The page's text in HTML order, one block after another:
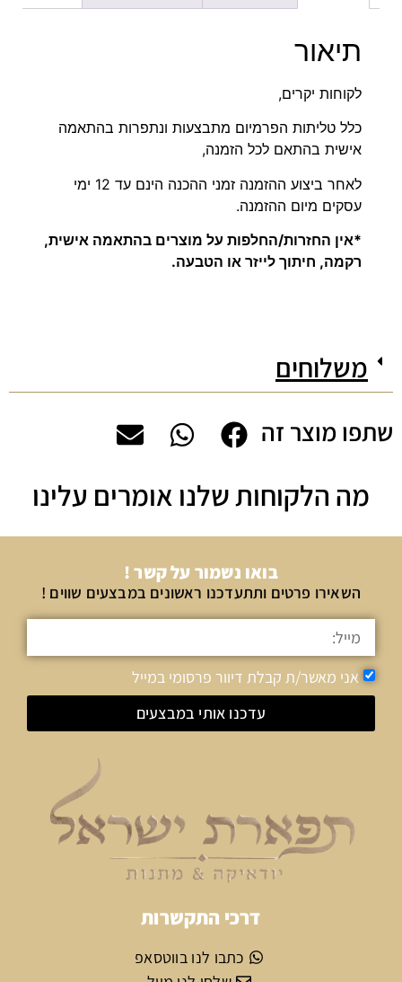
תיאור
לקוחות יקרים,
כלל טליתות הפרמיום מתבצעות ונתפרות בהתאמה
אישית בהתאם לכל הזמנה,
לאחר ביצוע ההזמנה זמני ההכנה הינם עד 12 ימי
עסקים מיום ההזמנה.
*אין החזרות/החלפות על מוצרים בהתאמה אישית,
רקמה, חיתוך לייזר או הטבעה.
משלוחים
שתפו מוצר זה
מה הלקוחות שלנו אומרים עלינו
בואו נשמור על קשר !
השאירו פרטים ותתעדכנו ראשונים במבצעים שווים !
אני מאשר/ת קבלת דיוור פרסומי במייל
עדכנו אותי במבצעים
דרכי התקשרות
כתבו לנו בווטסאפ